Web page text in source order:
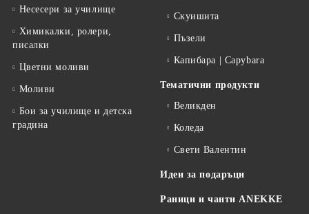
Несесери за училище
Химикалки, ролери,
писалки
Цветни моливи
Моливи
Бои за училище и детска
градина
Скуишита
Пъзели
Капибара | Capybara
Тематични продукти
Великден
Коледа
Свети Валентин
Идеи за подаръци
Раници и чанти ANEKKE